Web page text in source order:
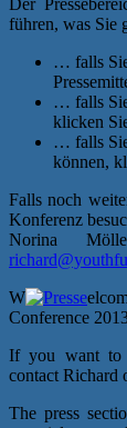
führen, was Sie
… falls
… falls
klicken
… falls
können,
Falls noch
Konferenz
Norina
W
Conference
If you want to
contact Richard
The press